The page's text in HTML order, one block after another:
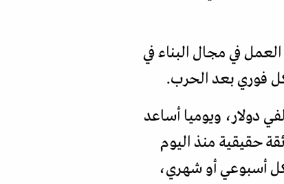
في مجال البناء في
فوري بعد الحرب.
دولار، ويوميا أساعد
حقيقية منذ اليوم
أسبوعي أو شهري،